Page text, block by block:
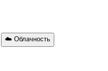
☁️ Облачность